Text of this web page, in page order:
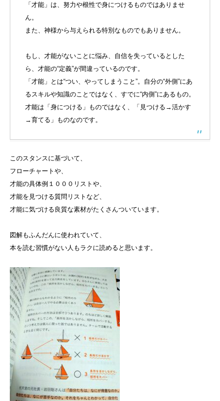
「才能」は、努力や根性で身につけるものではありませ
ん。
また、神様から与えられる特別なものでもありません。
もし、才能がないことに悩み、自信を失っているとした
ら、才能の“定義”が間違っているのです。
「才能」とは“つい、やってしまうこと”。自分の“外側”にあ
るスキルや知識のことではなく、すでに“内側”にあるもの。
才能は「身につける」ものではなく、「見つける→活かす
→育てる」ものなのです。
このスタンスに基づいて、
フローチャートや、
才能の具体例１０００リストや、
才能を見つける質問リストなど、
才能に気づける良質な素材がたくさんついています。
図解もふんだんに使われていて、
本を読む習慣がない人もラクに読めると思います。